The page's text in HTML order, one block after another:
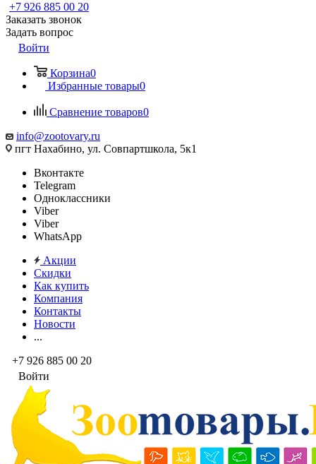
+7 926 885 00 20
Заказать звонок
Задать вопрос
Войти
Корзина0
Избранные товары0
Сравнение товаров0
info@zootovary.ru
пгт Нахабино, ул. Совпартшкола, 5к1
Вконтакте
Telegram
Одноклассники
Viber
Viber
WhatsApp
Акции
Скидки
Как купить
Компания
Контакты
Новости
...
+7 926 885 00 20
Войти